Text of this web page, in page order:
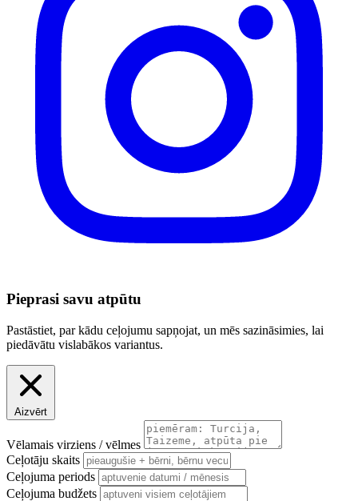
Pieprasi savu atpūtu
Pastāstiet, par kādu ceļojumu sapņojat, un mēs sazināsimies, lai
piedāvātu vislabākos variantus.
Aizvērt
Vēlamais virziens / vēlmes
Ceļotāju skaits
Ceļojuma periods
Ceļojuma budžets